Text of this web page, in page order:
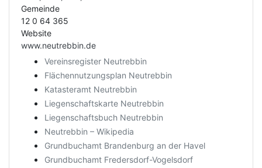
Gemeinde
12 0 64 365
Website
www.neutrebbin.de
Vereinsregister Neutrebbin
Flächennutzungsplan Neutrebbin
Katasteramt Neutrebbin
Liegenschaftskarte Neutrebbin
Liegenschaftsbuch Neutrebbin
Neutrebbin – Wikipedia
Grundbuchamt Brandenburg an der Havel
Grundbuchamt Fredersdorf-Vogelsdorf